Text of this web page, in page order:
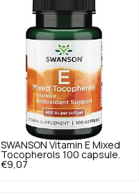
SWANSON Vitamin E Mixed
Tocopherols 100 capsule.
€9,07